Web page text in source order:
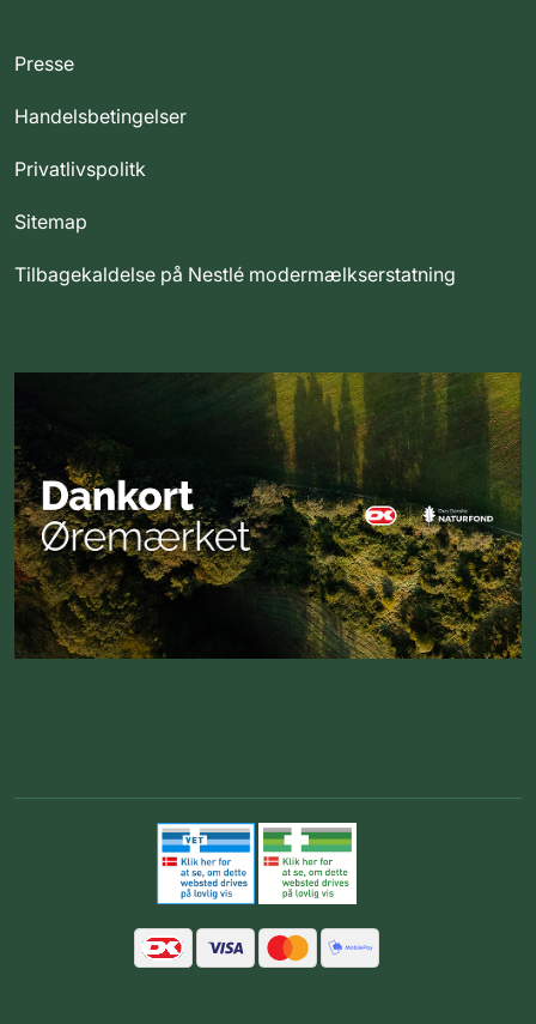
Presse
Handelsbetingelser
Privatlivspolitk
Sitemap
Tilbagekaldelse på Nestlé modermælkserstatning